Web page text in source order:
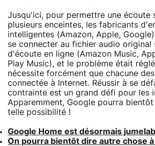
Jusqu'ici, pour permettre une écoute
plusieurs enceintes, les fabricants
intelligentes (Amazon, Apple,
se connecter au fichier audio original
d'écoute en ligne (Amazon Music,
Play Music), et le problème était
nécessite forcément que chacune
connectée à Internet. Réussir à se
contrainte est un grand défi pour les
Apparemment, Google pourra
telle possibilité !
Google Home est désormais
On pourra bientôt dire autre chose à